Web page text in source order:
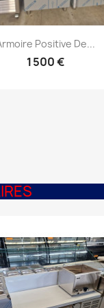
Aperçu rapide
Positive De...
1 500 €